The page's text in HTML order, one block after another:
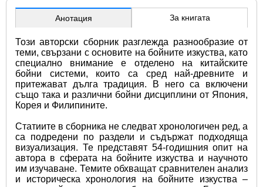
Анотация За книгата
Този авторски сборник разглежда разнообразие от
теми, свързани с основите на бойните изкуства, като
специално внимание е отделено на китайските
бойни системи, които са сред най-древните и
притежават дълга традиция. В него са включени
също така и различни бойни дисциплини от Япония,
Корея и Филипините.
Статиите в сборника не следват хронологичен ред, а
са подредени по раздели и съдържат подходяща
визуализация. Те представят 54-годишния опит на
автора в сферата на бойните изкуства и научното
им изучаване. Темите обхващат сравнителен анализ
и историческа хронология на бойните изкуства –